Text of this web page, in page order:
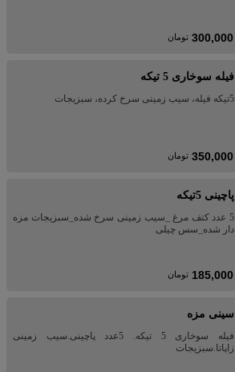
300,000 تومان
فیله سوخاری 5 تیکه
5تیکه فیله، سیب زمینی سرخ کرده، سبزیجات
350,000 تومان
پاچینی 5تیکه
5 عدد کتف مرغ _سیب زمینی سرخ شده_سبزیجات مزه
دار شده_سس چیلی
185,000 تومان
سینی مزه
فیله سوخاری 5 تیکه. 5عدد پاچینی.سیب زمینی
زاپاتا.سبزیجات